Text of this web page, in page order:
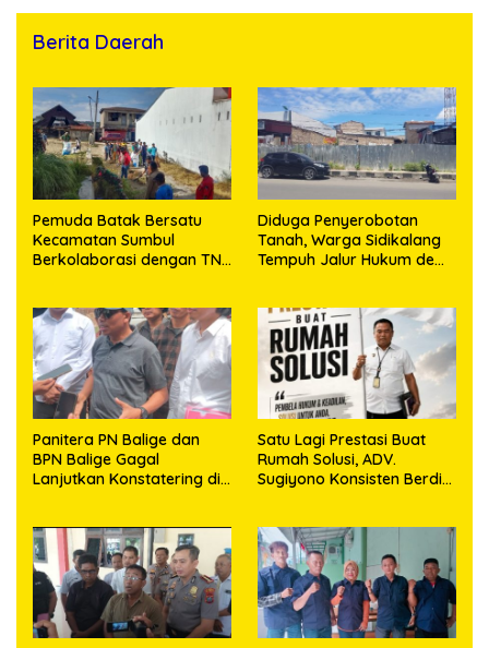
Berita Daerah
Pemuda Batak Bersatu
Kecamatan Sumbul
Berkolaborasi dengan TNI
023/KS dan HUT Ke-81
Kemerdekaan RI
Diduga Penyerobotan
Tanah, Warga Sidikalang
Tempuh Jalur Hukum demi
Panitera PN Balige dan
BPN Balige Gagal
Lanjutkan Konstatering di
Satu Lagi Prestasi Buat
Rumah Solusi, ADV.
Sugiyono Konsisten Berdiri